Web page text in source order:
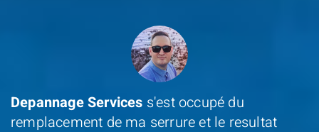
Depannage Services s'est occupé du
remplacement de ma serrure et le resultat